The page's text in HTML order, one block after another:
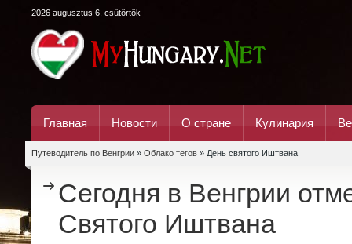
2026 augusztus 6, csütörtök
Главная Новости О стране Кулинария
Путеводитель по Венгрии » Облако тегов » День святого Иштвана
Сегодня в Венгрии
Святого Иштвана